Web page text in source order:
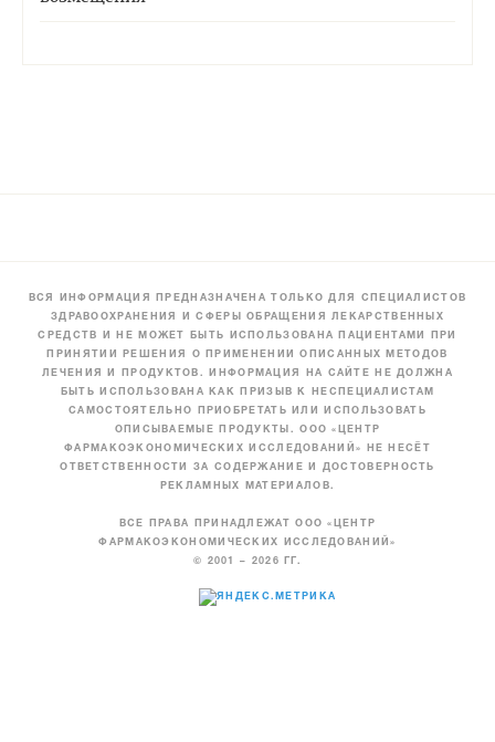
ВСЯ ИНФОРМАЦИЯ ПРЕДНАЗНАЧЕНА ТОЛЬКО ДЛЯ СПЕЦИАЛИСТОВ
ЗДРАВООХРАНЕНИЯ И СФЕРЫ ОБРАЩЕНИЯ ЛЕКАРСТВЕННЫХ
СРЕДСТВ И НЕ МОЖЕТ БЫТЬ ИСПОЛЬЗОВАНА ПАЦИЕНТАМИ ПРИ
ПРИНЯТИИ РЕШЕНИЯ О ПРИМЕНЕНИИ ОПИСАННЫХ МЕТОДОВ
ЛЕЧЕНИЯ И ПРОДУКТОВ. ИНФОРМАЦИЯ НА САЙТЕ НЕ ДОЛЖНА
БЫТЬ ИСПОЛЬЗОВАНА КАК ПРИЗЫВ К НЕСПЕЦИАЛИСТАМ
САМОСТОЯТЕЛЬНО ПРИОБРЕТАТЬ ИЛИ ИСПОЛЬЗОВАТЬ
ОПИСЫВАЕМЫЕ ПРОДУКТЫ. ООО «ЦЕНТР
ФАРМАКОЭКОНОМИЧЕСКИХ ИССЛЕДОВАНИЙ» НЕ НЕСЁТ
ОТВЕТСТВЕННОСТИ ЗА СОДЕРЖАНИЕ И ДОСТОВЕРНОСТЬ
РЕКЛАМНЫХ МАТЕРИАЛОВ.
ВСЕ ПРАВА ПРИНАДЛЕЖАТ ООО «ЦЕНТР
ФАРМАКОЭКОНОМИЧЕСКИХ ИССЛЕДОВАНИЙ»
© 2001 – 2026 ГГ.